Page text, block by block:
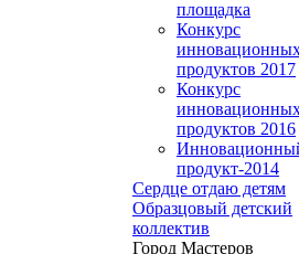
площадка
Конкурс
продуктов 2017
Конкурс
продуктов 2016
продукт-2014
Сердце отдаю детям
Образцовый детский
коллектив
Город Мастеров